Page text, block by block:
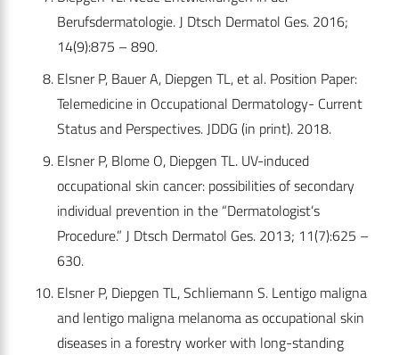
Berufsdermatologie. J Dtsch Dermatol Ges. 2016;
14(9):875 – 890.
Elsner P, Bauer A, Diepgen TL, et al. Position Paper:
Telemedicine in Occupational Dermatology- Current
Status and Perspectives. JDDG (in print). 2018.
Elsner P, Blome O, Diepgen TL. UV-induced
occupational skin cancer: possibilities of secondary
individual prevention in the “Dermatologist’s
Procedure.” J Dtsch Dermatol Ges. 2013; 11(7):625 –
630.
Elsner P, Diepgen TL, Schliemann S. Lentigo maligna
and lentigo maligna melanoma as occupational skin
diseases in a forestry worker with long-standing